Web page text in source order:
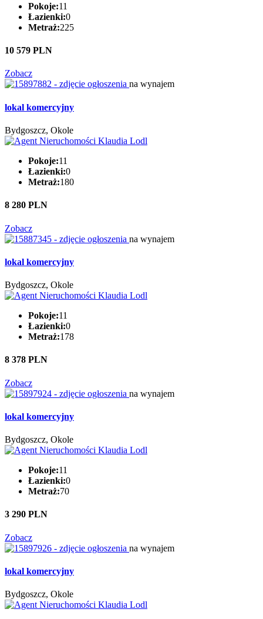
Pokoje:11
Łazienki:0
Metraż:225
10 579 PLN
Zobacz
na wynajem
lokal komercyjny
Bydgoszcz, Okole
Pokoje:11
Łazienki:0
Metraż:180
8 280 PLN
Zobacz
na wynajem
lokal komercyjny
Bydgoszcz, Okole
Pokoje:11
Łazienki:0
Metraż:178
8 378 PLN
Zobacz
na wynajem
lokal komercyjny
Bydgoszcz, Okole
Pokoje:11
Łazienki:0
Metraż:70
3 290 PLN
Zobacz
na wynajem
lokal komercyjny
Bydgoszcz, Okole